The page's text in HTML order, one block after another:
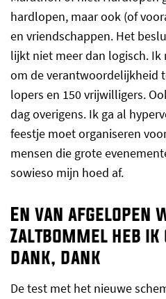
hardlopen, maar ook (of
en vriendschappen. Het
lijkt niet meer dan logisch.
om de verantwoordelijkheid
lopers en 150 vrijwilligers.
dag overigens. Ik ga al
feestje moet organiseren
mensen die grote
sowieso mijn hoed af.
En van afgelopen
Zaltbommel heb ik
dank, dank
De test met het nieuwe